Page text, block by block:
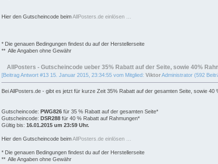
Hier den Gutscheincode beimAllPosters.de einlösen …
* Die genauen Bedingungen findest du auf der Herstellerseite
** Alle Angaben ohne Gewähr
AllPosters - Gutscheincode ueber 35% Rabatt auf der Seite, sowie 40%
[Beitrag Antwort #13 15. Januar 2015, 23:34:55 vom Mitglied: ViktorAdministrator (592
Bei AllPosters.de - gibt es jetzt für kurze Zeit 35% Rabatt auf der gesamten Seite, sowie 40
Gutscheincode: PWG826 für 35 % Rabatt auf der gesamten Seite*
Gutscheincode: DSR288 für 40 % Rabatt auf Rahmungen*
Gültig bis: 16.01.2015 um 23:59 Uhr.
Hier den Gutscheincode beimAllPosters.de einlösen …
* Die genauen Bedingungen findest du auf der Herstellerseite
** Alle Angaben ohne Gewähr